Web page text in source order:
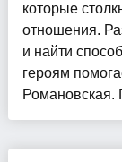
которые
отношения.
и найти
героям
Романовская.